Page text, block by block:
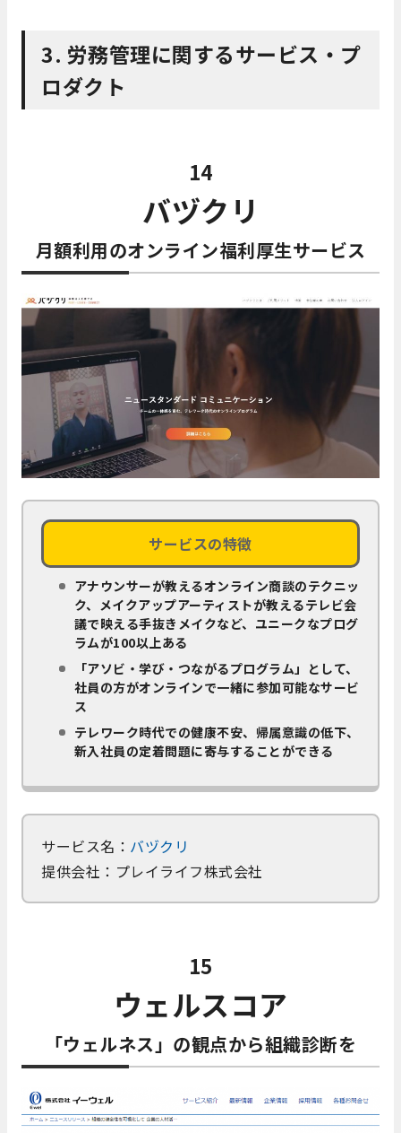
3. 労務管理に関するサービス・プ
ロダクト
14
バヅクリ
月額利用のオンライン福利厚生サービス
サービスの特徴
アナウンサーが教えるオンライン商談のテクニッ
ク、メイクアップアーティストが教えるテレビ会
議で映える手抜きメイクなど、ユニークなプログ
ラムが100以上ある
「アソビ・学び・つながるプログラム」として、
社員の方がオンラインで一緒に参加可能なサービ
ス
テレワーク時代での健康不安、帰属意識の低下、
新入社員の定着問題に寄与することができる
サービス名： バヅクリ
提供会社：プレイライフ株式会社
15
ウェルスコア
「ウェルネス」の観点から組織診断を